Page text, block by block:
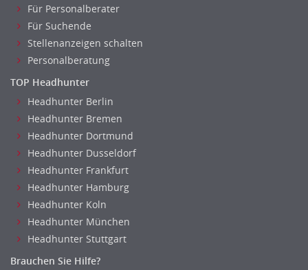
Analyst
Anlageberatung, Vermögensberatung
Asset-/Fonds-Management
Börsenhandel
Banken, Finanzdienstleister und Versicherungen Compliance,
Sicherheit
Banken, Finanzdienstleister und Versicherungen Finanzen
Firmenkundengeschäft
Investment-Banking
Kreditanalyse
Banken, Finanzdienstleister und Versicherungen Leitung,
Teamleitung
Mergers & Acquisitions
Privatkundengeschäft
Mathematik, Produkt, Statistik
Für Personalberater
Für Suchende
Stellenanzeigen schalten
Personalberatung
TOP Headhunter
Headhunter Berlin
Headhunter Bremen
Headhunter Dortmund
Headhunter Dusseldorf
Headhunter Frankfurt
Headhunter Hamburg
Headhunter Koln
Headhunter München
Headhunter Stuttgart
Brauchen Sie Hilfe?